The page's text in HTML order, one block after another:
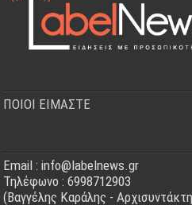
ΠΟΙΟΙ ΕΙΜΑΣΤΕ
Email : info@labelnews.gr
Τηλέφωνο : 6998712903
(Βαγγέλης Καράλης -